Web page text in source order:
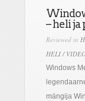
– heli ja
Reviewed in
HELI /
Windows
mängija